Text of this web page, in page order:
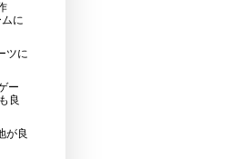
に
ツに
ー
良
が良